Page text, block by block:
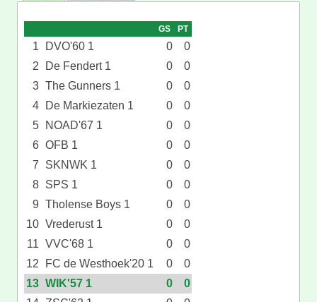
GS PT
1 DVO'60 1 0
0
2
De Fendert 1 0
0
3 The Gunners 1 0
0
4
De Markiezaten 1 0
0
5
NOAD'67 1 0
0
6 OFB 1 0
0
7
SKNWK 1 0
0
8 SPS 1 0
0
9 Tholense Boys 1 0
0
10 Vrederust 1 0
0
11 VVC'68 1 0
0
12
FC de Westhoek'20 1 0
0
13 WIK'57 1 0
0